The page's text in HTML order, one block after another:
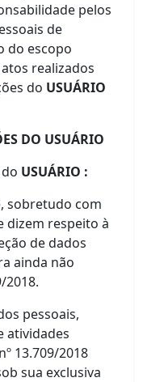
pelos
de
do escopo
realizados
do USUÁRIO
DO USUÁRIO
USUÁRIO :
sobretudo com
dizem respeito à
de dados
ainda não
2018.
pessoais,
atividades
13.709/2018
sua exclusiva